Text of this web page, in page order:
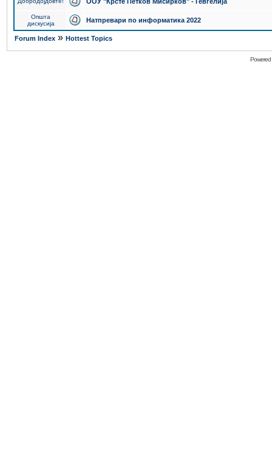
Општа
дискусија
Натпревари по информатика 2022
Forum Index » Hottest Topics